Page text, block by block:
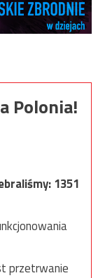
Polonia!
1351
przetrwanie